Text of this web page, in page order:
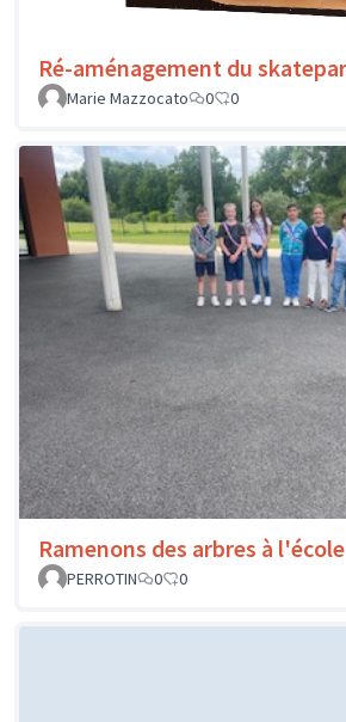
Ré-aménagement du
Marie Mazzocato
0 0
Ramenons des arbres à l'école
PERROTIN
0 0